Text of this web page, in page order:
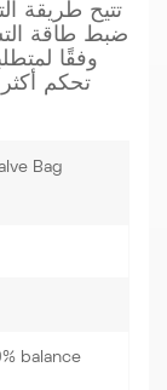
تتيح طريقة
وفقًا
تحكم
Bag
balance